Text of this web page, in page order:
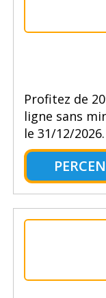
Profitez de
ligne sans
le 31/12/2026.